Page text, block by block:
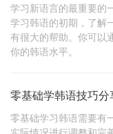
学习新语言的最重要的
学习韩语的初期，了解
有很大的帮助。你可以
你的韩语水平。
零基础学韩语技巧分
零基础学习韩语需要有